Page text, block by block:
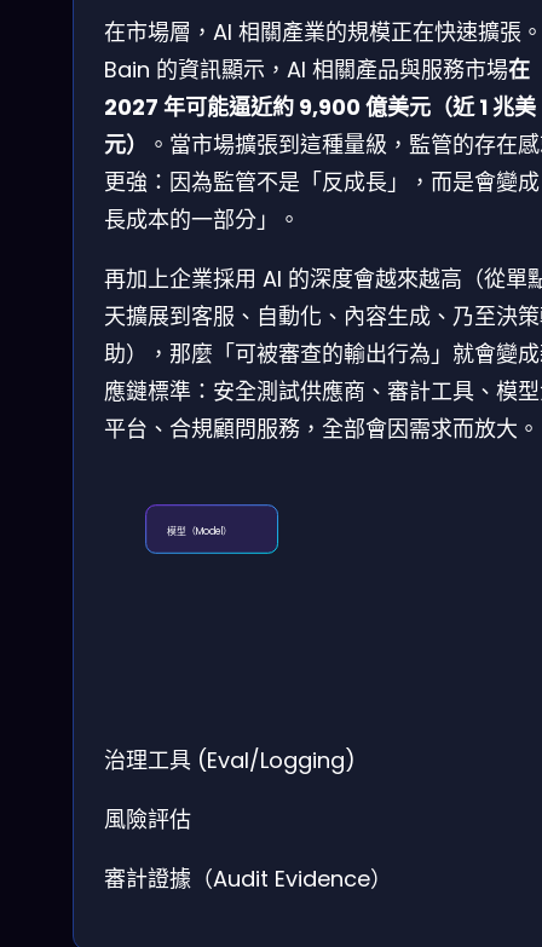
在市場層，AI 相關產業的規模正在快速擴張。
Bain 的資訊顯示，AI 相關產品與服務市場在
2027 年可能逼近約 9,900 億美元（近 1 兆美
元）
。當市場擴張到這種量級，監管的存在
更強：因為監管不是「反成長」，而是會變
長成本的一部分」。
再加上企業採用 AI 的深度會越來越高（從單
天擴展到客服、自動化、內容生成、乃至決
助），那麼「可被審查的輸出行為」就會變
應鏈標準：安全測試供應商、審計工具、模
平台、合規顧問服務，全部會因需求而放大。
模型（Model）
治理工具 (Eval/Logging)
風險評估
審計證據（Audit Evidence）